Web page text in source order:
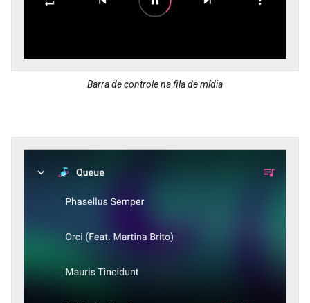
Barra de controle na fila de mídia